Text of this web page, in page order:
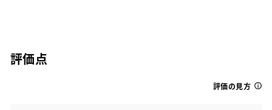
評価点
評価の見方